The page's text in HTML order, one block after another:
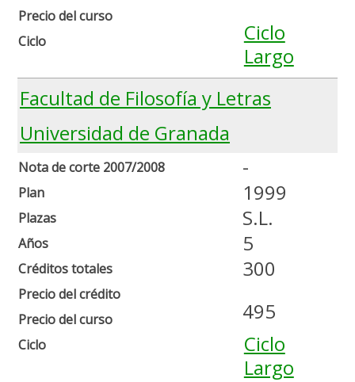
Precio del curso
Ciclo
Ciclo
Largo
Facultad de Filosofía y Letras
Universidad de Granada
Nota de corte 2007/2008
Plan
Plazas
Años
Créditos totales
Precio del crédito
Precio del curso
Ciclo
-
1999
S.L.
5
300
495
Ciclo
Largo